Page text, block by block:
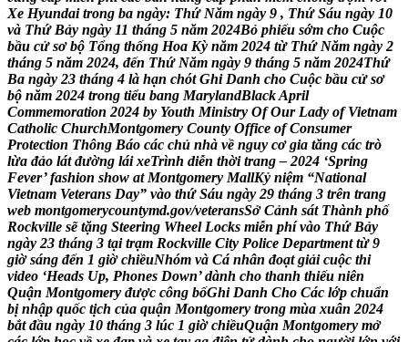
Xe Hyundai trong ba ngày: Thứ Năm ngày 9 , Thứ Sáu ngày 10
và Thứ Bảy ngày 11 tháng 5 năm 2024Bỏ phiếu sớm cho Cuộc
bầu cử sơ bộ Tổng thống Hoa Kỳ năm 2024 từ Thứ Năm ngày 2
tháng 5 năm 2024, đến Thứ Năm ngày 9 tháng 5 năm 2024Thứ
Ba ngày 23 tháng 4 là hạn chót Ghi Danh cho Cuộc bầu cử sơ
bộ năm 2024 trong tiểu bang MarylandBlackApril
Commemoration 2024 by Youth Ministry Of Our Lady of Vietnam
Catholic ChurchMontgomery County Office of Consumer
Protection Thông Báo các chủ nhà về nguy cơ gia tăng các trò
lừa đảo lát đường lái xeTrình diễn thời trang – 2024 ‘Spring
Fever’ fashion show at Montgomery MallKỷ niệm “National
Vietnam Veterans Day” vào thứ Sáu ngày 29 tháng 3 trên trang
web montgomerycountymd.gov/veteransSở Cảnh sát Thành phố
Rockville sẽ tặng Steering Wheel Locks miễn phí vào Thứ Bảy
ngày 23 tháng 3 tại trạm Rockville City Police Department từ 9
giờ sáng đến 1 giờ chiềuNhóm và Cá nhân đoạt giải cuộc thi
video ‘Heads Up, Phones Down’ dành cho thanh thiếu niên
Quận Montgomery được công bốGhi Danh Cho Các lớp chuẩn
bị nhập quốc tịch của quận Montgomery trong mùa xuân 2024
bắt đầu ngày 10 tháng 3 lúc 1 giờ chiềuQuận Montgomery mở